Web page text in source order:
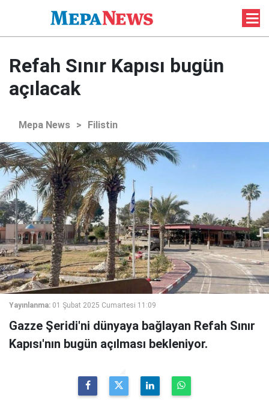
Refah Sınır Kapısı bugün
açılacak
Mepa News > Filistin
Yayınlanma: 01 Şubat 2025 Cumartesi 11:09
Gazze Şeridi'ni dünyaya bağlayan Refah Sınır
Kapısı'nın bugün açılması bekleniyor.